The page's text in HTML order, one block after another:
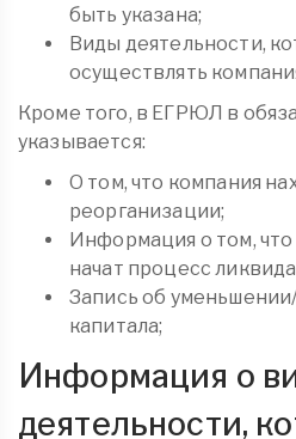
быть указана;
Виды деятельности,
осуществлять
Кроме того, в ЕГРЮЛ в
указывается:
О том, что компания
реорганизации;
Информация о том,
начат процесс
Запись об
капитала;
Информация о
деятельности,